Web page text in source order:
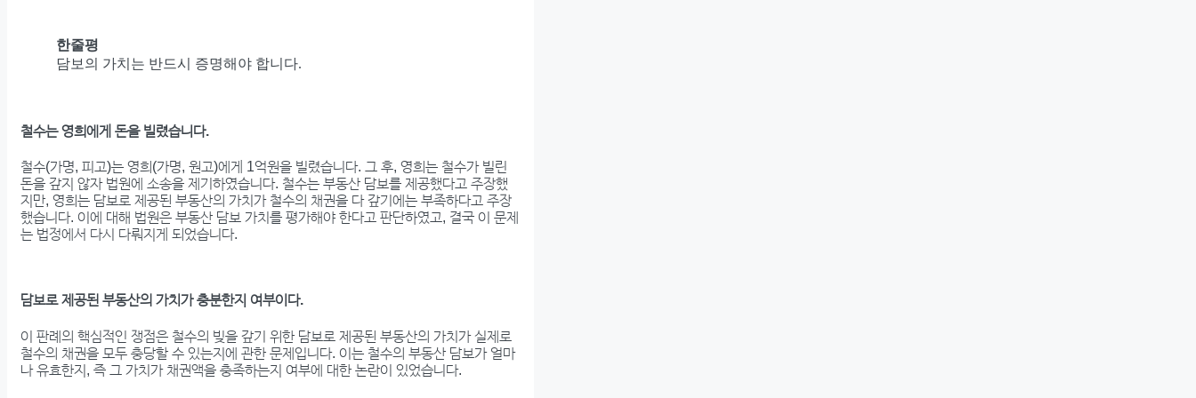
한줄평
담보의 가치는 반드시 증명해야 합니다.
철수는 영희에게 돈을 빌렸습니다.
철수(가명, 피고)는 영희(가명, 원고)에게 1억원을 빌렸습니다. 그 후, 영희는 철수가 빌린
돈을 갚지 않자 법원에 소송을 제기하였습니다. 철수는 부동산 담보를 제공했다고 주장했
지만, 영희는 담보로 제공된 부동산의 가치가 철수의 채권을 다 갚기에는 부족하다고 주장
했습니다. 이에 대해 법원은 부동산 담보 가치를 평가해야 한다고 판단하였고, 결국 이 문제
는 법정에서 다시 다뤄지게 되었습니다.
담보로 제공된 부동산의 가치가 충분한지 여부이다.
이 판례의 핵심적인 쟁점은 철수의 빚을 갚기 위한 담보로 제공된 부동산의 가치가 실제로
철수의 채권을 모두 충당할 수 있는지에 관한 문제입니다. 이는 철수의 부동산 담보가 얼마
나 유효한지, 즉 그 가치가 채권액을 충족하는지 여부에 대한 논란이 있었습니다.